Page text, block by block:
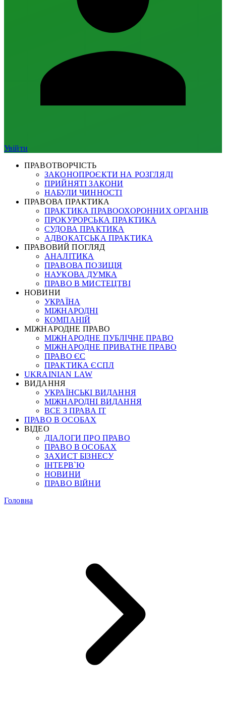
Увійти
ПРАВОТВОРЧІСТЬ
ЗАКОНОПРОЄКТИ НА РОЗГЛЯДІ
ПРИЙНЯТІ ЗАКОНИ
НАБУЛИ ЧИННОСТІ
ПРАВОВА ПРАКТИКА
ПРАКТИКА ПРАВООХОРОННИХ ОРГАНІВ
ПРОКУРОРСЬКА ПРАКТИКА
СУДОВА ПРАКТИКА
АДВОКАТСЬКА ПРАКТИКА
ПРАВОВИЙ ПОГЛЯД
АНАЛІТИКА
ПРАВОВА ПОЗИЦІЯ
НАУКОВА ДУМКА
ПРАВО В МИСТЕЦТВІ
НОВИНИ
УКРАЇНА
МІЖНАРОДНІ
КОМПАНІЙ
МІЖНАРОДНЕ ПРАВО
МІЖНАРОДНЕ ПУБЛІЧНЕ ПРАВО
МІЖНАРОДНЕ ПРИВАТНЕ ПРАВО
ПРАВО ЄС
ПРАКТИКА ЄСПЛ
UKRAINIAN LAW
ВИДАННЯ
УКРАЇНСЬКІ ВИДАННЯ
МІЖНАРОДНІ ВИДАННЯ
ВСЕ З ПРАВА ІТ
ПРАВО В ОСОБАХ
ВІДЕО
ДІАЛОГИ ПРО ПРАВО
ПРАВО В ОСОБАХ
ЗАХИСТ БІЗНЕСУ
ІНТЕРВ`Ю
НОВИНИ
ПРАВО ВІЙНИ
Головна